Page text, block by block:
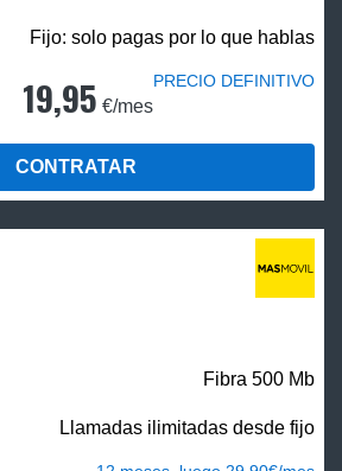
Fijo: solo pagas por lo que hablas
19,95 €/mes
PRECIO DEFINITIVO
CONTRATAR
Fibra 500 Mb
Llamadas ilimitadas desde fijo